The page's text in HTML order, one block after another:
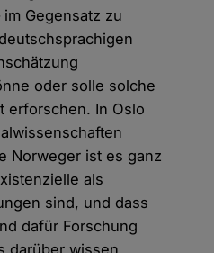
Gegensatz zu
oder solle solche
erforschen. In Oslo
Norweger ist es ganz
als
sind, und dass
dafür Forschung
darüber wissen